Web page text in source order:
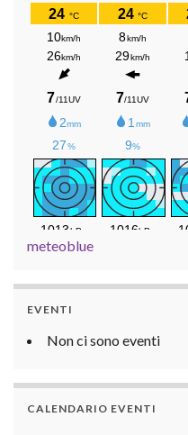
meteoblue
EVENTI
Non ci sono eventi
CALENDARIO EVENTI